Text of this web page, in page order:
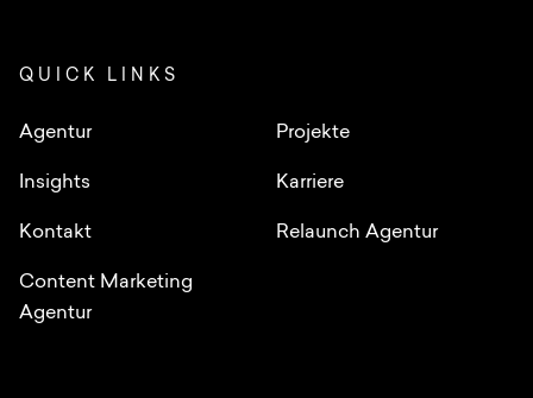
QUICK LINKS
Agentur Projekte
Insights Karriere
Kontakt Relaunch Agentur
Content Marketing
Agentur